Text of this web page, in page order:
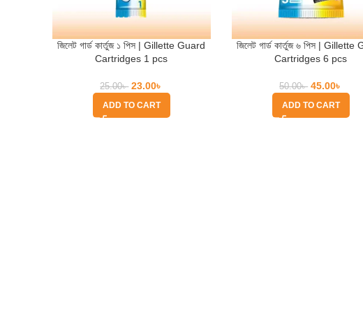
জিলেট গার্ড কার্তুজ ১ পিস | Gillette Guard
Cartridges 1 pcs
25.00৳ 23.00৳
ADD TO CART
জিলেট গার্ড কার্তুজ ৬ পিস | Gillette
Cartridges 6 pcs
50.00৳ 45.00৳
ADD TO CART